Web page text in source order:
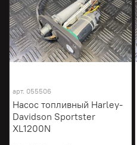
арт. 055506
Насос топливный Harley-
Davidson Sportster
XL1200N